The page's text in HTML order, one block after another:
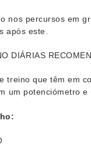
nos percursos em
após este.
DIÁRIAS
treino que têm em
um potenciómetro